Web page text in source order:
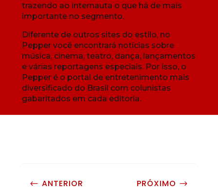
trazendo ao internauta o que há de mais
importante no segmento.
Diferente de outros sites do estilo, no
Pepper você encontrará notícias sobre
música, cinema, teatro, dança, lançamentos
e várias reportagens especiais. Por isso, o
Pepper é o portal de entretenimento mais
diversificado do Brasil com colunistas
gabaritados em cada editoria.
# ANTERIOR PRÓXIMO $